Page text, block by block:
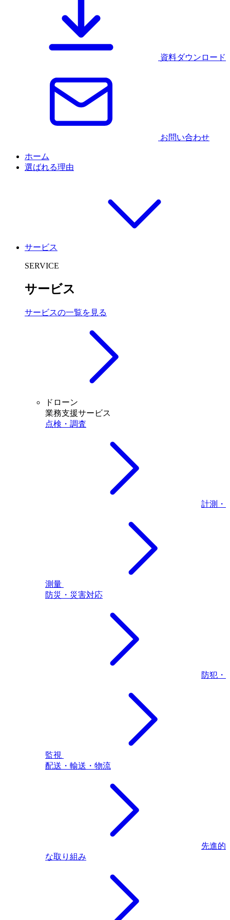
資料ダウンロード
お問い合わせ
ホーム
選ばれる理由
サービス
SERVICE
サービス
サービスの一覧を見る
ドローン
業務支援サービス
点検・調査
計測・
測量
防災・災害対応
防犯・
監視
配送・輸送・物流
先進的
な取り組み